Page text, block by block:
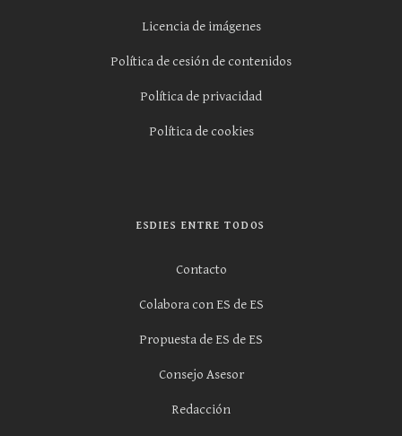
Licencia de imágenes
Política de cesión de contenidos
Política de privacidad
Política de cookies
ESDIES ENTRE TODOS
Contacto
Colabora con ES de ES
Propuesta de ES de ES
Consejo Asesor
Redacción